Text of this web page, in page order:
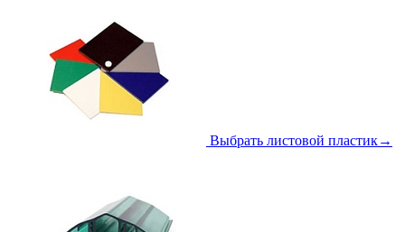
Выбрать листовой пластик→